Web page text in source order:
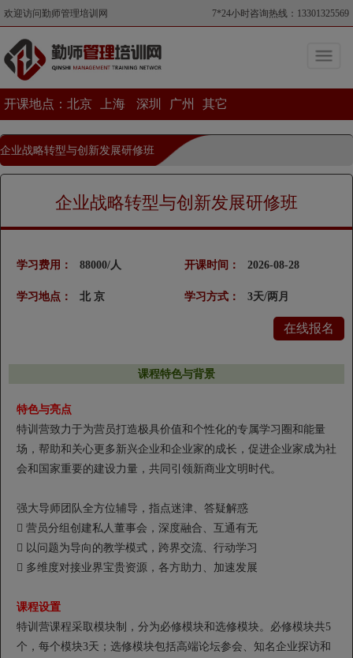
欢迎访问勤师管理培训网 7*24小时咨询热线：13301325569
开课地点： 北京 上海 深圳 广州 其它
企业战略转型与创新发展研修班
企业战略转型与创新发展研修班
学习费用： 88000/人
学习地点： 北 京
开课时间： 2026-08-28
学习方式： 3天/两月
在线报名
课程特色与背景
特色与亮点
特训营致力于为营员打造极具价值和个性化的专属学习圈和能量
场，帮助和关心更多新兴企业和企业家的成长，促进企业家成为社
会和国家重要的建设力量，共同引领新商业文明时代。
强大导师团队全方位辅导，指点迷津、答疑解惑
 营员分组创建私人董事会，深度融合、互通有无
 以问题为导向的教学模式，跨界交流、行动学习
 多维度对接业界宝贵资源，各方助力、加速发展
课程设置
特训营课程采取模块制，分为必修模块和选修模块。必修模块共5
个，每个模块3天；选修模块包括高端论坛参会、知名企业探访和